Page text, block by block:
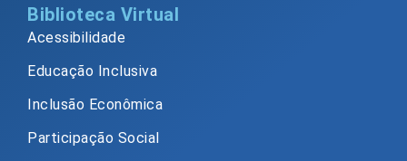
Biblioteca Virtual
Acessibilidade
Educação Inclusiva
Inclusão Econômica
Participação Social